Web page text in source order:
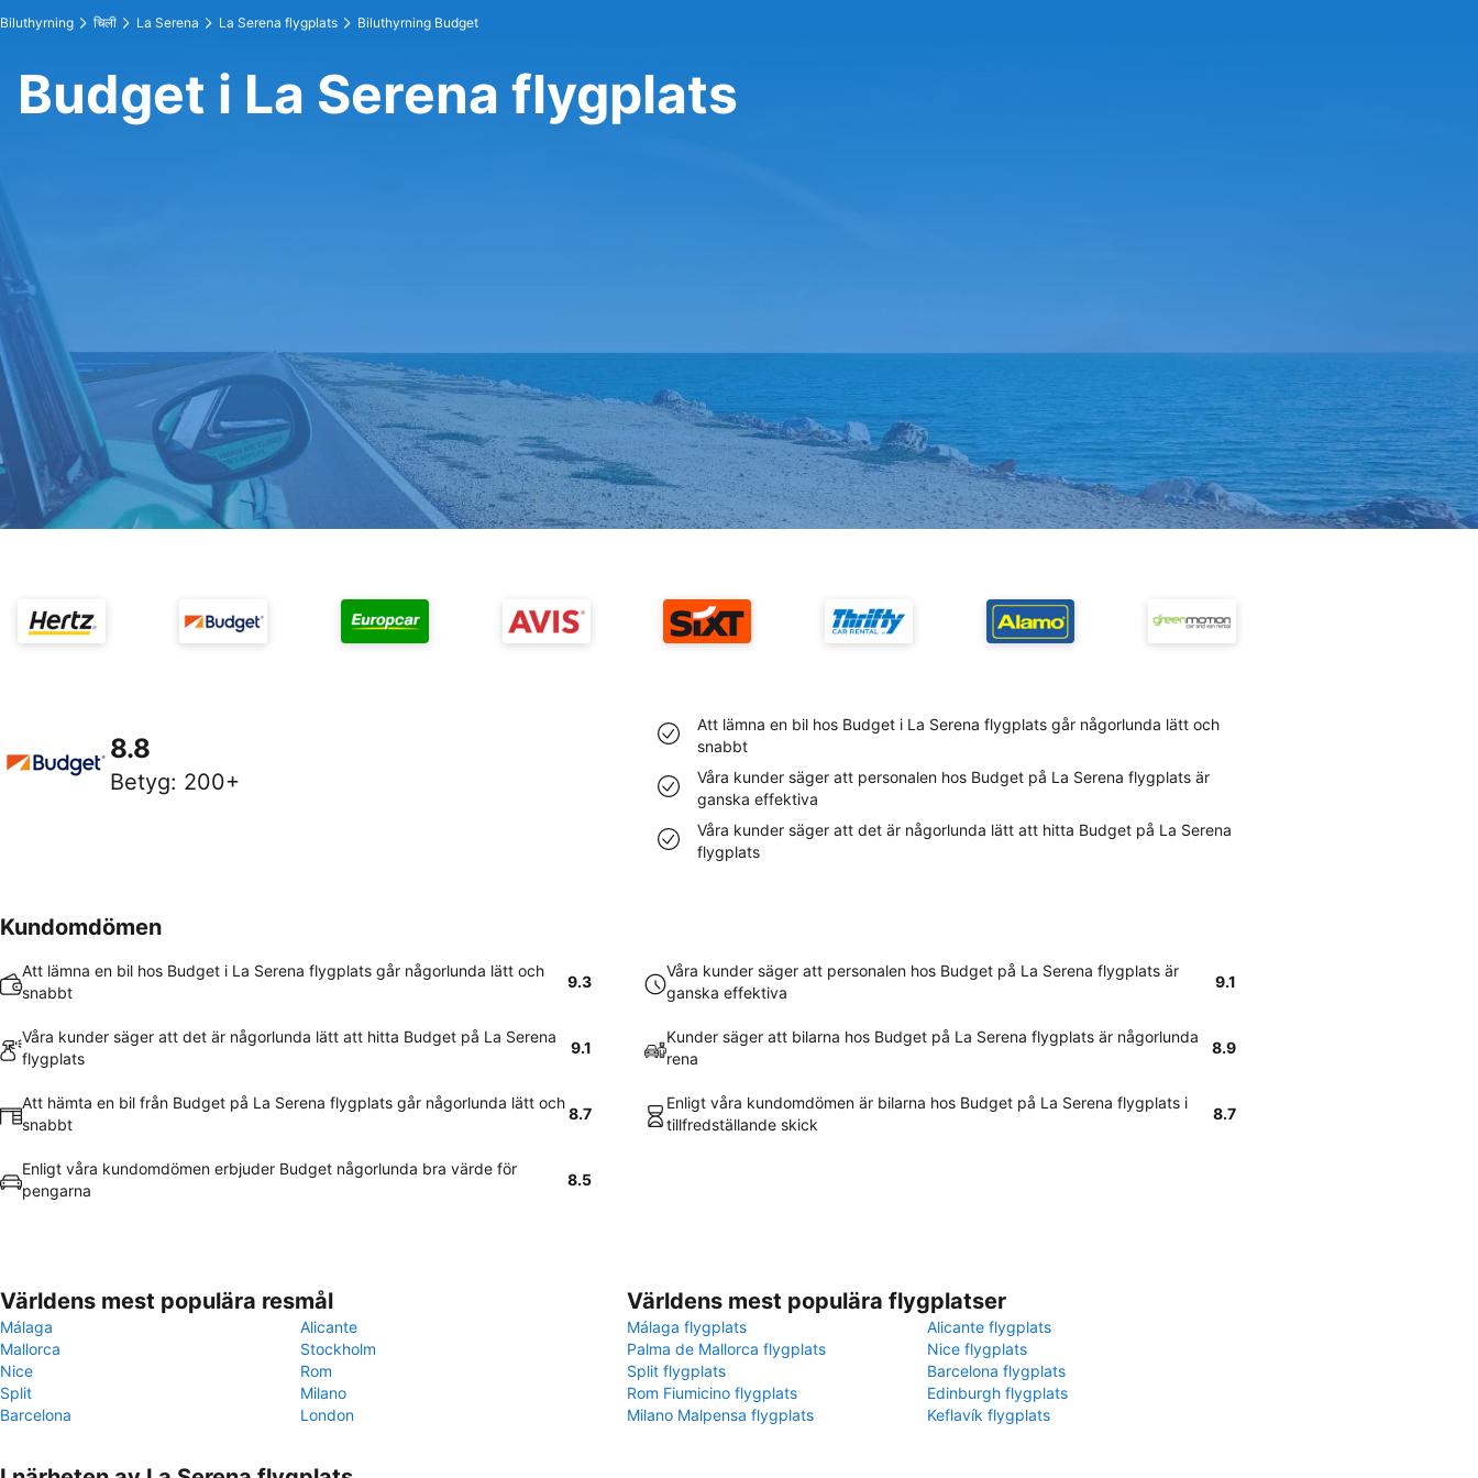
Biluthyrning चिली La Serena La Serena flygplats Biluthyrning Budget
Budget i La Serena flygplats
8.8
Betyg: 200+
Att lämna en bil hos Budget i La Serena flygplats går någorlunda lätt och
snabbt
Våra kunder säger att personalen hos Budget på La Serena flygplats är
ganska effektiva
Våra kunder säger att det är någorlunda lätt att hitta Budget på La Serena
flygplats
Kundomdömen
Att lämna en bil hos Budget i La Serena flygplats går någorlunda lätt och
snabbt
9.3
Våra kunder säger att personalen hos Budget på La Serena flygplats är
ganska effektiva
9.1
Våra kunder säger att det är någorlunda lätt att hitta Budget på La Serena
flygplats
9.1
Kunder säger att bilarna hos Budget på La Serena flygplats är någorlunda
rena
8.9
Att hämta en bil från Budget på La Serena flygplats går någorlunda lätt och
snabbt
8.7
Enligt våra kundomdömen är bilarna hos Budget på La Serena flygplats i
tillfredställande skick
8.7
Enligt våra kundomdömen erbjuder Budget någorlunda bra värde för
pengarna
8.5
Världens mest populära resmål
Málaga
Alicante
Mallorca
Stockholm
Nice
Rom
Split
Milano
Barcelona
London
Världens mest populära flygplatser
Málaga flygplats
Alicante flygplats
Palma de Mallorca flygplats
Nice flygplats
Split flygplats
Barcelona flygplats
Rom Fiumicino flygplats
Edinburgh flygplats
Milano Malpensa flygplats
Keflavík flygplats